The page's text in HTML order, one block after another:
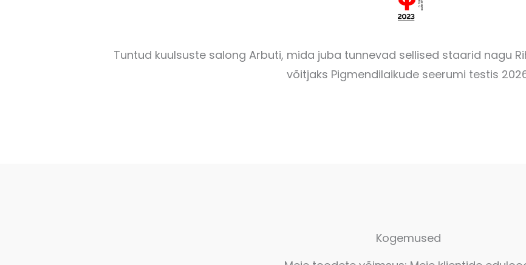
Tuntud kuulsuste salong Arbuti, mida juba tunnevad sellised staarid nagu
võitjaks Pigmendilaikude seerumi testis
Kogemused